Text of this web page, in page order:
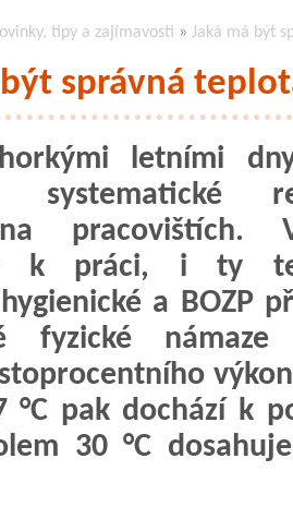
tipy a zajímavosti » Jaká má být
správná
letními
systematické
pracovištích.
k práci, i ty
a BOZP
fyzické námaze
°C pak dochází k
30 °C